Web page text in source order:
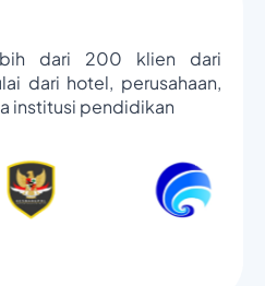
dari 200 klien dari
dari hotel, perusahaan,
institusi pendidikan